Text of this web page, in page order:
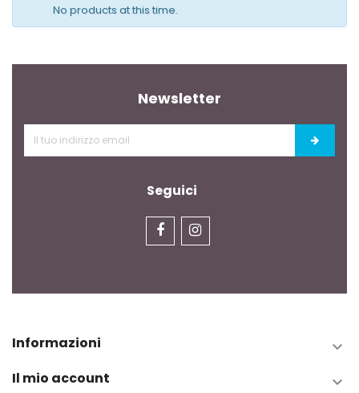
No products at this time.
Newsletter
Seguici
Informazioni 
Il mio account 